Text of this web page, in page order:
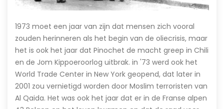
1973 moet een jaar van zijn dat mensen zich vooral
zouden herinneren als het begin van de oliecrisis, maar
het is ook het jaar dat Pinochet de macht greep in Chili
en de Jom Kippoeroorlog uitbrak. in '73 werd ook het
World Trade Center in New York geopend, dat later in
2001 zou vernietigd worden door Moslim terroristen van
Al Qaida. Het was ook het jaar dat er in de Franse alpen